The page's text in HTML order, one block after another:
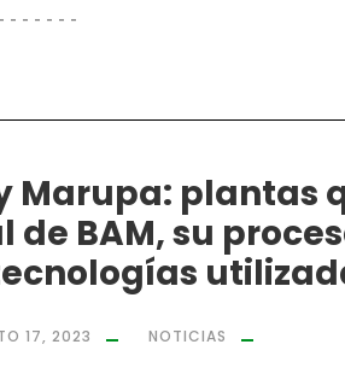
Marupa: plantas
BAM, su
17, 2023 NOTICIAS